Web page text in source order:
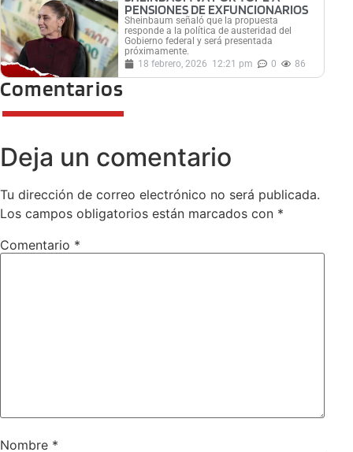
PENSIONES DE EXFUNCIONARIOS
Sheinbaum señaló que la propuesta
responde a la política de austeridad del
Gobierno federal y será presentada
próximamente.
18 febrero, 2026 12:21 pm 0 86
Comentarios
Deja un comentario
Tu dirección de correo electrónico no será publicada.
Los campos obligatorios están marcados con *
Comentario *
Nombre *